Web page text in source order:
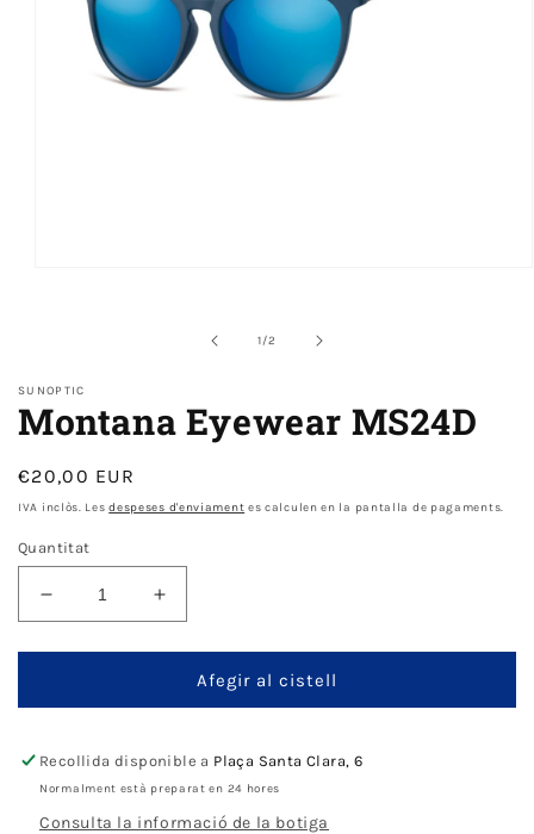
1/de
2
SUNOPTIC
Montana Eyewear MS24D
Preu
normal
€20,00 EUR
IVA inclòs. Lesdespeses d'enviament es calculen en la pantalla de pagaments.
Quantitat
Disminueix
quantitat
per
Eyewear
Augmenta
quantitat
per
Montana
Eyewear
Afegir al cistell
Recollida disponible a Plaça Santa Clara, 6
Normalment està preparat en 24 hores
Consulta la informació de la botiga